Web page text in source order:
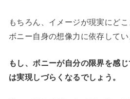
もちろん、イメージが現実にどこ
ボニー自身の想像力に依存してい
もし、ボニーが自分の限界を感
は実現しづらくなるでしょう。